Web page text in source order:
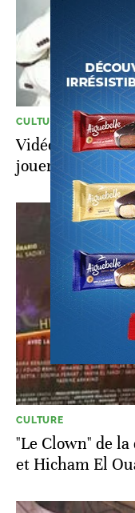
CULTURE
Vidéo. Hicham
joueront plus à
CULTURE
"Le Clown" de
et Hicham El